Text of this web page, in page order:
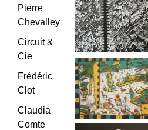
Pierre
Chevalley
Circuit &
Cie
Frédéric
Clot
Claudia
Comte